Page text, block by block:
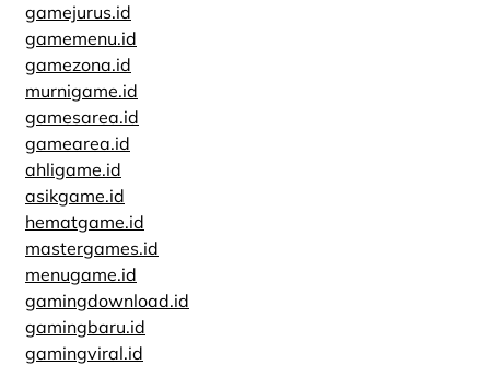
gamejurus.id
gamemenu.id
gamezona.id
murnigame.id
gamesarea.id
gamearea.id
ahligame.id
asikgame.id
hematgame.id
mastergames.id
menugame.id
gamingdownload.id
gamingbaru.id
gamingviral.id